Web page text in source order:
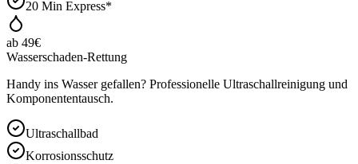
20 Min Express*
ab 49€
Wasserschaden-Rettung
Handy ins Wasser gefallen? Professionelle Ultraschallreinigung und
Komponententausch.
Ultraschallbad
Korrosionsschutz